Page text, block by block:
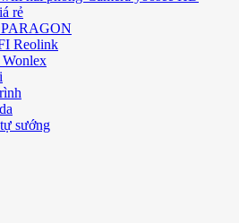
rẻ
Reolink
sướng